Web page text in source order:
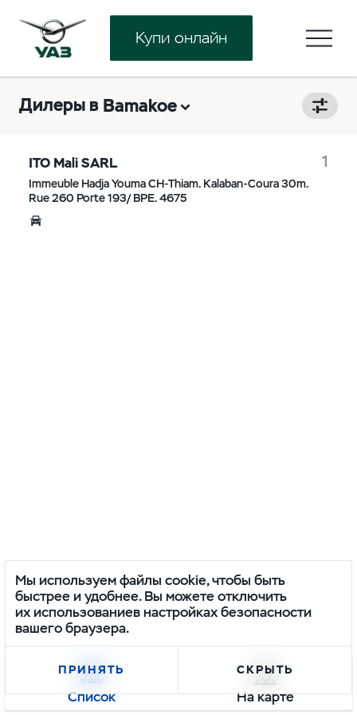
Купи онлайн
Дилеры в Bamakoe
ITO Mali SARL 1
Immeuble Hadja Youma CH-Thiam. Kalaban-Coura 30m.
Rue 260 Porte 193/ BPE. 4675
Список На карте
Мы используем файлы cookie, чтобы быть
быстрее и удобнее. Вы можете отключить
их использованиев настройках безопасности
вашего браузера.
ПРИНЯТЬ СКРЫТЬ